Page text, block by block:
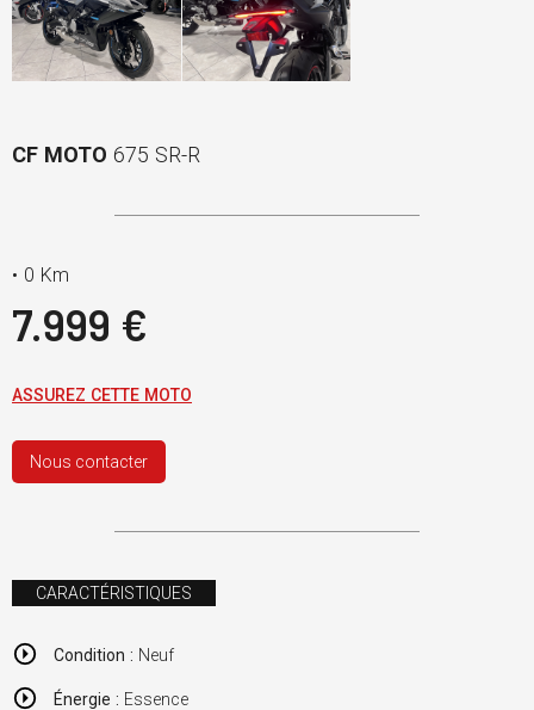
CF MOTO 675 SR-R
• 0 Km
7.999 €
ASSUREZ CETTE MOTO
Nous contacter
CARACTÉRISTIQUES
Condition : Neuf
Énergie : Essence